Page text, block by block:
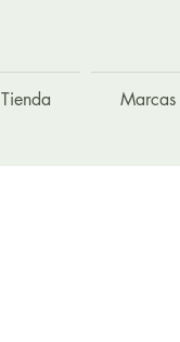
Tienda Marcas